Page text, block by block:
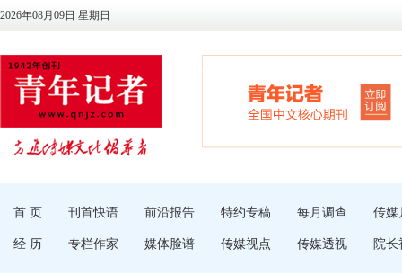
2026年08月09日 星期日
首 页 刊首快语 前沿报告 特约专稿 每月调查 传媒
经 历 专栏作家 媒体脸谱 传媒视点 传媒透视 院长